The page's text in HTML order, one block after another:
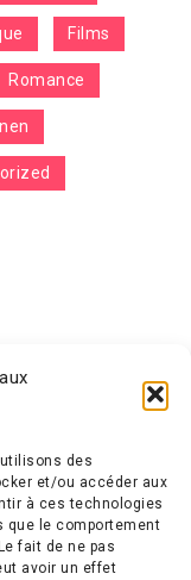
des
et/ou accéder aux
à ces technologies
que le comportement
fait de ne pas
avoir un effet
Films
Romance